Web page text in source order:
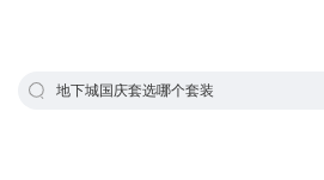
地下城国庆套选哪个套装